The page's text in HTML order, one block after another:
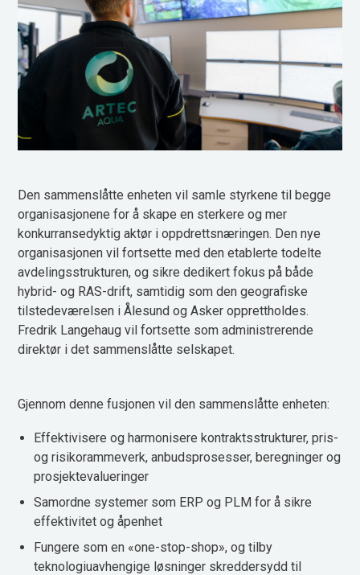
Den sammenslåtte enheten vil samle styrkene til begge
organisasjonene for å skape en sterkere og mer
konkurransedyktig aktør i oppdrettsnæringen. Den nye
organisasjonen vil fortsette med den etablerte todelte
avdelingsstrukturen, og sikre dedikert fokus på både
hybrid- og RAS-drift, samtidig som den geografiske
tilstedeværelsen i Ålesund og Asker opprettholdes.
Fredrik Langehaug vil fortsette som administrerende
direktør i det sammenslåtte selskapet.
Gjennom denne fusjonen vil den sammenslåtte enheten:
Effektivisere og harmonisere kontraktsstrukturer, pris-
og risikorammeverk, anbudsprosesser, beregninger og
prosjektevalueringer
Samordne systemer som ERP og PLM for å sikre
effektivitet og åpenhet
Fungere som en «one-stop-shop», og tilby
teknologiuavhengige løsninger skreddersydd til